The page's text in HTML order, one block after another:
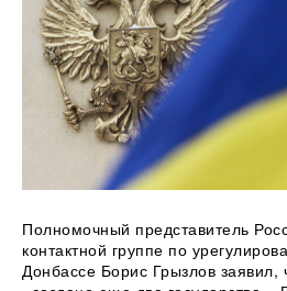
Полномочный представитель
контактной группе по
Донбассе Борис Грызлов заявил,